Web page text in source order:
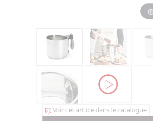
Voir cet article dans le catalogue